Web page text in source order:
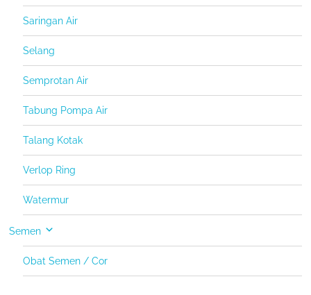
Saringan Air
Selang
Semprotan Air
Tabung Pompa Air
Talang Kotak
Verlop Ring
Watermur
Semen
Obat Semen / Cor